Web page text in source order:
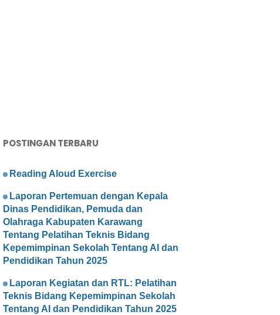
POSTINGAN TERBARU
Reading Aloud Exercise
Laporan Pertemuan dengan Kepala
Dinas Pendidikan, Pemuda dan
Olahraga Kabupaten Karawang
Tentang Pelatihan Teknis Bidang
Kepemimpinan Sekolah Tentang AI dan
Pendidikan Tahun 2025
Laporan Kegiatan dan RTL: Pelatihan
Teknis Bidang Kepemimpinan Sekolah
Tentang AI dan Pendidikan Tahun 2025